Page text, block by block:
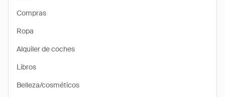
Compras
Ropa
Alquiler de coches
Libros
Belleza/cosméticos